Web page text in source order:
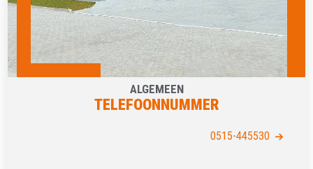
ALGEMEEN
TELEFOONNUMMER
0515-445530